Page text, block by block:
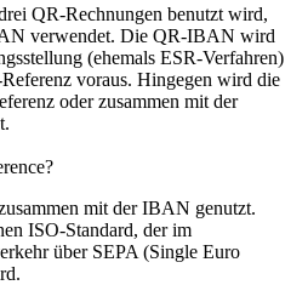
QR-Rechnungen benutzt wird,
verwendet. Die QR-IBAN wird
(ehemals ESR-Verfahren)
voraus. Hingegen wird die
oder zusammen mit der
mit der IBAN genutzt.
ISO-Standard, der im
über SEPA (Single Euro